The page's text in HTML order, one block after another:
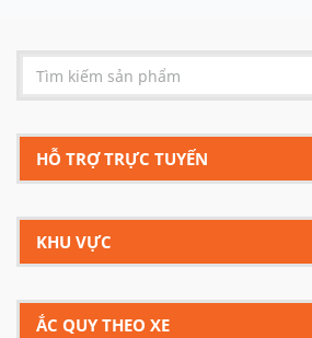
HỖ TRỢ TRỰC TUYẾN
KHU VỰC
ẮC QUY THEO XE